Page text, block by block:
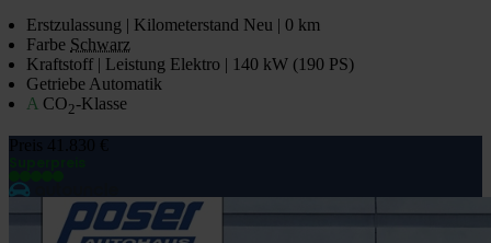
Erstzulassung | Kilometerstand Neu | 0 km
Farbe Schwarz
Kraftstoff | Leistung Elektro | 140 kW (190 PS)
Getriebe Automatik
A CO2-Klasse
Preis 41.830 €